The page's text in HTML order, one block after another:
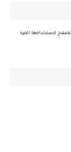
لاستخدامها المرة